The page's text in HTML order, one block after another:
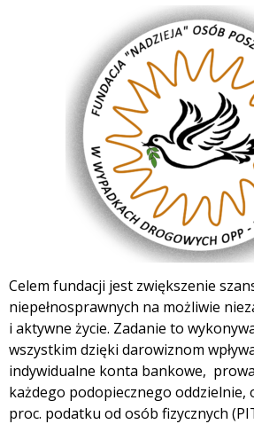
Celem fundacji jest zwiększenie
niepełnosprawnych na możliwie
i aktywne życie. Zadanie to
wszystkim dzięki darowiznom
indywidualne konta bankowe,
każdego podopiecznego oddzielnie,
proc. podatku od osób fizycznych